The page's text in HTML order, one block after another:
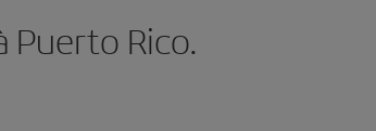
Puerto Rico.